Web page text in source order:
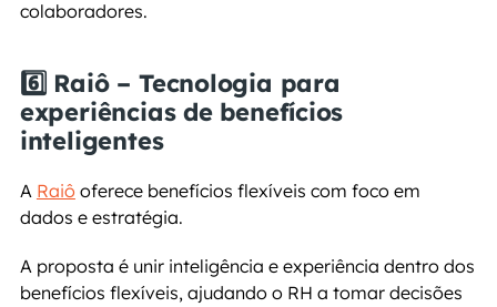
colaboradores.
6️⃣ Raiô – Tecnologia para
experiências de benefícios
inteligentes
A Raiô oferece benefícios flexíveis com foco em
dados e estratégia.
A proposta é unir inteligência e experiência dentro dos
benefícios flexíveis, ajudando o RH a tomar decisões